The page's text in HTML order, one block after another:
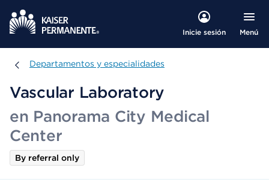
Inicie sesión Menú
Departamentos y especialidades
Departamentos y especialidades
Vascular Laboratory
en Panorama City Medical
Center
By referral only